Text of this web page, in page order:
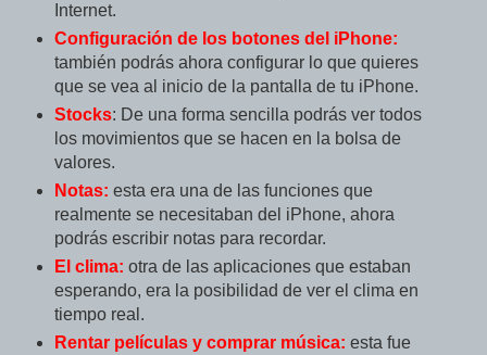
Internet.
Configuración de los botones del iPhone:
también podrás ahora configurar lo que quieres
que se vea al inicio de la pantalla de tu iPhone.
Stocks: De una forma sencilla podrás ver todos
los movimientos que se hacen en la bolsa de
valores.
Notas: esta era una de las funciones que
realmente se necesitaban del iPhone, ahora
podrás escribir notas para recordar.
El clima: otra de las aplicaciones que estaban
esperando, era la posibilidad de ver el clima en
tiempo real.
Rentar películas y comprar música: esta fue